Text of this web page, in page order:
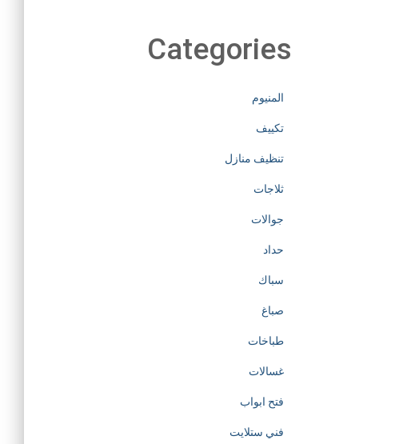
Categories
المنيوم
تكييف
تنظيف منازل
ثلاجات
جوالات
حداد
سباك
صباغ
طباخات
غسالات
فتح ابواب
فني ستلايت